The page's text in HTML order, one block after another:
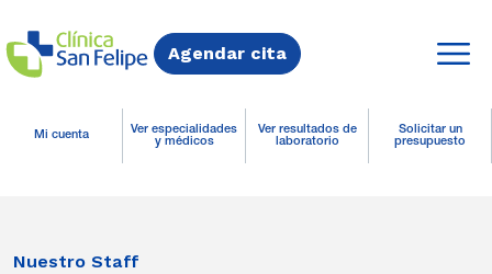
Agendar cita
Mi cuenta
Ver especialidades
y médicos
Ver resultados de
laboratorio
Solicitar un
presupuesto
Nuestro Staff